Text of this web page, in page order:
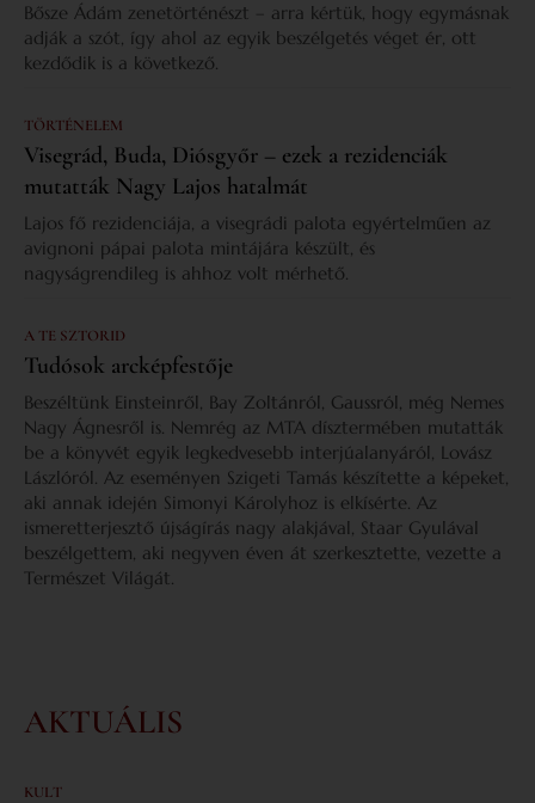
Bősze Ádám zenetörténészt – arra kértük, hogy egymásnak
adják a szót, így ahol az egyik beszélgetés véget ér, ott
kezdődik is a következő.
TÖRTÉNELEM
Visegrád, Buda, Diósgyőr – ezek a rezidenciák
mutatták Nagy Lajos hatalmát
Lajos fő rezidenciája, a visegrádi palota egyértelműen az
avignoni pápai palota mintájára készült, és
nagyságrendileg is ahhoz volt mérhető.
A TE SZTORID
Tudósok arcképfestője
Beszéltünk Einsteinről, Bay Zoltánról, Gaussról, még Nemes
Nagy Ágnesről is. Nemrég az MTA dísztermében mutatták
be a könyvét egyik legkedvesebb interjúalanyáról, Lovász
Lászlóról. Az eseményen Szigeti Tamás készítette a képeket,
aki annak idején Simonyi Károlyhoz is elkísérte. Az
ismeretterjesztő újságírás nagy alakjával, Staar Gyulával
beszélgettem, aki negyven éven át szerkesztette, vezette a
Természet Világát.
AKTUÁLIS
KULT